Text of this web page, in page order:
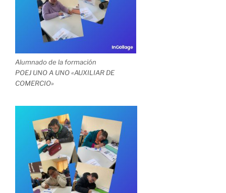
Alumnado de la formación
POEJ UNO A UNO «AUXILIAR DE
COMERCIO»